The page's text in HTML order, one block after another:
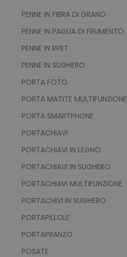
PENNE IN FIBRA DI GRANO
PENNE IN PAGLIA DI FRUMENTO
PENNE IN RPET
PENNE IN SUGHERO
PORTA FOTO
PORTA MATITE MULTIFUNZIONE
PORTA SMARTPHONE
PORTACHIAVI
PORTACHIAVI IN LEGNO
PORTACHIAVI IN SUGHERO
PORTACHIAVI MULTIFUNZIONE
PORTACHIVI IN SUGHERO
PORTAPILLOLE
PORTAPRANZO
POSATE